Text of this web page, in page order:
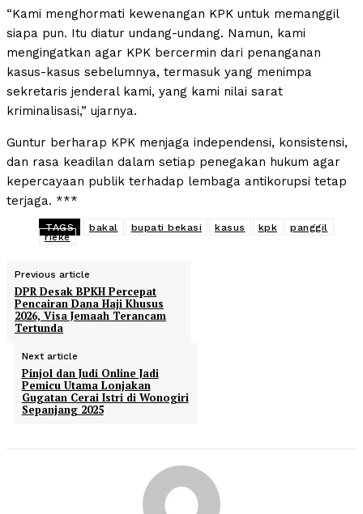
“Kami menghormati kewenangan KPK untuk memanggil
siapa pun. Itu diatur undang-undang. Namun, kami
mengingatkan agar KPK bercermin dari penanganan
kasus-kasus sebelumnya, termasuk yang menimpa
sekretaris jenderal kami, yang kami nilai sarat
kriminalisasi,” ujarnya.
Guntur berharap KPK menjaga independensi, konsistensi,
dan rasa keadilan dalam setiap penegakan hukum agar
kepercayaan publik terhadap lembaga antikorupsi tetap
terjaga. ***
TAGS bakal bupati bekasi kasus kpk
panggil
rieke
Previous article
DPR Desak BPKH Percepat
Pencairan Dana Haji Khusus
2026, Visa Jemaah Terancam
Tertunda
Next article
Pinjol dan Judi Online Jadi
Pemicu Utama Lonjakan
Gugatan Cerai Istri di Wonogiri
Sepanjang 2025